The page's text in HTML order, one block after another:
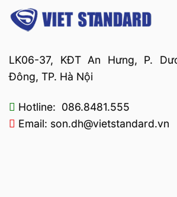
LK06-37, KĐT An Hưng, P.
Đông, TP. Hà Nội
Hotline: 086.8481.555
Email: son.dh@vietstandard.vn